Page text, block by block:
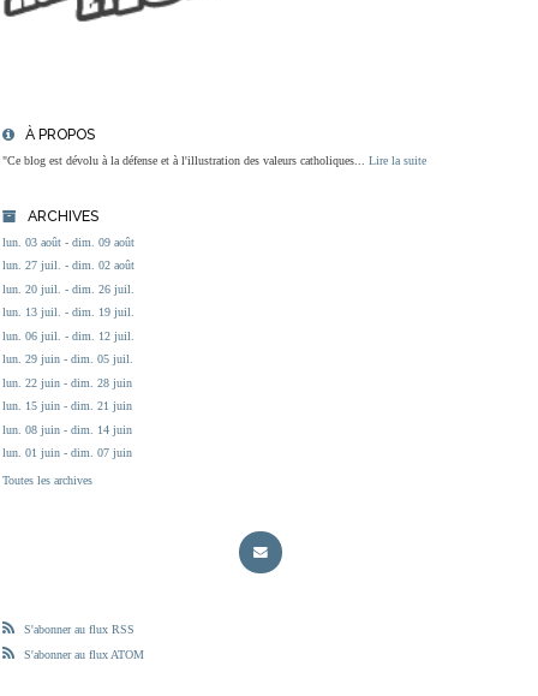
À PROPOS
"Ce blog est dévolu à la défense et à l'illustration des valeurs catholiques... Lire la suite
ARCHIVES
lun. 03 août - dim. 09 août
lun. 27 juil. - dim. 02 août
lun. 20 juil. - dim. 26 juil.
lun. 13 juil. - dim. 19 juil.
lun. 06 juil. - dim. 12 juil.
lun. 29 juin - dim. 05 juil.
lun. 22 juin - dim. 28 juin
lun. 15 juin - dim. 21 juin
lun. 08 juin - dim. 14 juin
lun. 01 juin - dim. 07 juin
Toutes les archives
S'abonner au flux RSS
S'abonner au flux ATOM